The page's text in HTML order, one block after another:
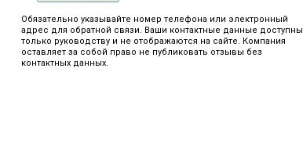
Обязательно указывайте номер телефона или электронный
адрес для обратной связи. Ваши контактные данные доступны
только руководству и не отображаются на сайте. Компания
оставляет за собой право не публиковать отзывы без
контактных данных.